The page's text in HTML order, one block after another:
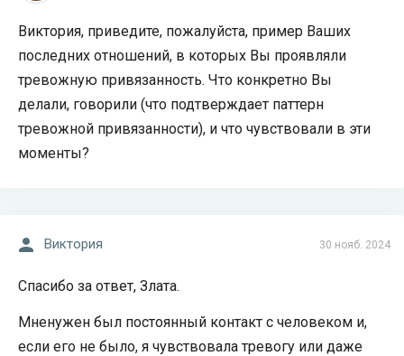
Виктория, приведите, пожалуйста, пример Ваших
последних отношений, в которых Вы проявляли
тревожную привязанность. Что конкретно Вы
делали, говорили (что подтверждает паттерн
тревожной привязанности), и что чувствовали в эти
моменты?
30 нояб. 2024
Виктория
Спасибо за ответ, Злата.
Мненужен был постоянный контакт с человеком и,
если его не было, я чувствовала тревогу или даже